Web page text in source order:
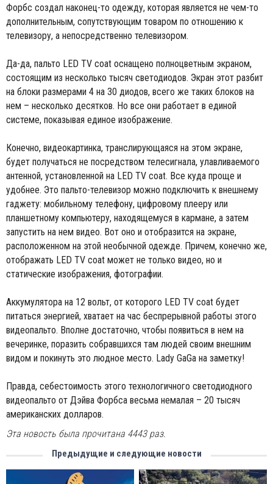
Форбс создал наконец-то одежду, которая является не чем-то
дополнительным, сопутствующим товаром по отношению к
телевизору, а непосредственно телевизором.
Да-да, пальто LED TV coat оснащено полноцветным экраном,
состоящим из несколько тысяч светодиодов. Экран этот разбит
на блоки размерами 4 на 30 диодов, всего же таких блоков на
нем – несколько десятков. Но все они работает в единой
системе, показывая единое изображение.
Конечно, видеокартинка, транслирующаяся на этом экране,
будет получаться не посредством телесигнала, улавливаемого
антенной, установленной на LED TV coat. Все куда проще и
удобнее. Это пальто-телевизор можно подключить к внешнему
гаджету: мобильному телефону, цифровому плееру или
планшетному компьютеру, находящемуся в кармане, а затем
запустить на нем видео. Вот оно и отобразится на экране,
расположенном на этой необычной одежде. Причем, конечно же,
отображать LED TV coat может не только видео, но и
статические изображения, фотографии.
Аккумулятора на 12 вольт, от которого LED TV coat будет
питаться энергией, хватает на час беспрерывной работы этого
видеопальто. Вполне достаточно, чтобы появиться в нем на
вечеринке, поразить собравшихся там людей своим внешним
видом и покинуть это людное место. Lady GaGa на заметку!
Правда, себестоимость этого технологичного светодиодного
видеопальто от Дэйва Форбса весьма немалая – 20 тысяч
американских долларов.
Эта новость была прочитана 4443 раз.
Предыдущие и следующие новости